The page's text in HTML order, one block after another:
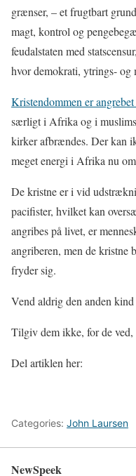
grænser, – et frugtbart
magt, kontrol og
feudalstaten med
hvor demokrati, ytrings- og
Kristendommen er
særligt i Afrika og i
kirker afbrændes. Der kan
meget energi i Afrika nu
De kristne er i vid
pacifister, hvilket kan
angribes på livet, er
angriberen, men de kristne
fryder sig.
Vend aldrig den anden
Tilgiv dem ikke, for de ved,
Del artiklen her:
Categories: John Laursen
NewSpeek